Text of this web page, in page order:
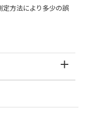
定方法により多少の誤